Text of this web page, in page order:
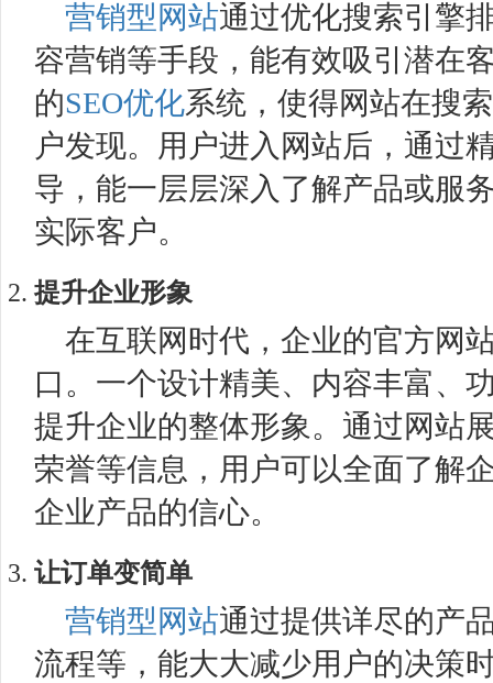
营销型网站通过优化搜索引擎
容营销等手段，能有效吸引潜在
的SEO优化系统，使得网站在搜
户发现。用户进入网站后，通过
导，能一层层深入了解产品或服
实际客户。
提升企业形象
在互联网时代，企业的官方网
口。一个设计精美、内容丰富、
提升企业的整体形象。通过网站
荣誉等信息，用户可以全面了解
企业产品的信心。
让订单变简单
营销型网站通过提供详尽的产
流程等，能大大减少用户的决策